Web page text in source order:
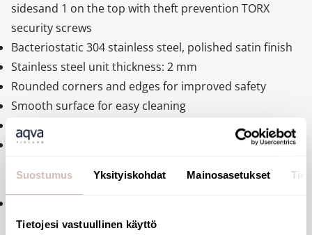
Suostumus Yksityiskohdat Mainosasetukset
Tietojesi vastuullinen käyttö
sidesand 1 on the top with theft prevention TORX
security screws
Bacteriostatic 304 stainless steel, polished satin finish
Stainless steel unit thickness: 2 mm
Rounded corners and edges for improved safety
Smooth surface for easy cleaning
WC pan is completely welded to washbasin, no screws:
objects
tamper proof push-button and anti-blocking system, 7